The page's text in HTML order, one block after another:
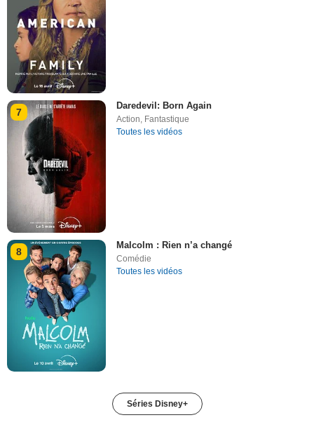
7
Daredevil: Born Again
Action, Fantastique
Toutes les vidéos
8
Malcolm : Rien n’a changé
Comédie
Toutes les vidéos
Séries Disney+